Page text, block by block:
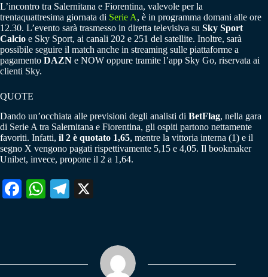
L’incontro tra Salernitana e Fiorentina, valevole per la
trentaquattresima giornata di Serie A, è in programma domani alle ore
12.30. L’evento sarà trasmesso in diretta televisiva su Sky Sport
Calcio e Sky Sport, ai canali 202 e 251 del satellite. Inoltre, sarà
possibile seguire il match anche in streaming sulle piattaforme a
pagamento DAZN e NOW oppure tramite l’app Sky Go, riservata ai
clienti Sky.
QUOTE
Dando un’occhiata alle previsioni degli analisti di BetFlag, nella gara
di Serie A tra Salernitana e Fiorentina, gli ospiti partono nettamente
favoriti. Infatti, il 2 è quotato 1,65, mentre la vittoria interna (1) e il
segno X vengono pagati rispettivamente 5,15 e 4,05. Il bookmaker
Unibet, invece, propone il 2 a 1,64.
Fa W
pp
Te
m